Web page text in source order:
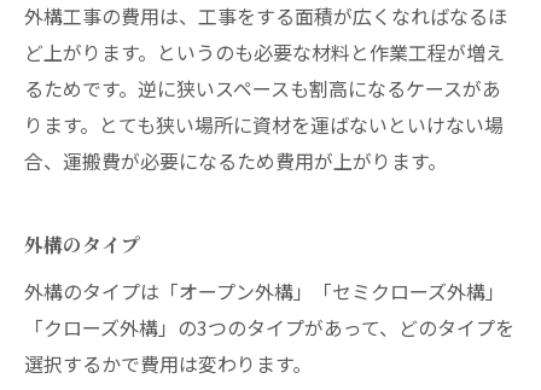
外構工事の費用は、工事をする面積が広くなればなるほ
ど上がります。というのも必要な材料と作業工程が増え
るためです。逆に狭いスペースも割高になるケースがあ
ります。とても狭い場所に資材を運ばないといけない場
合、運搬費が必要になるため費用が上がります。
外構のタイプ
外構のタイプは「オープン外構」「セミクローズ外構」
「クローズ外構」の3つのタイプがあって、どのタイプを
選択するかで費用は変わります。